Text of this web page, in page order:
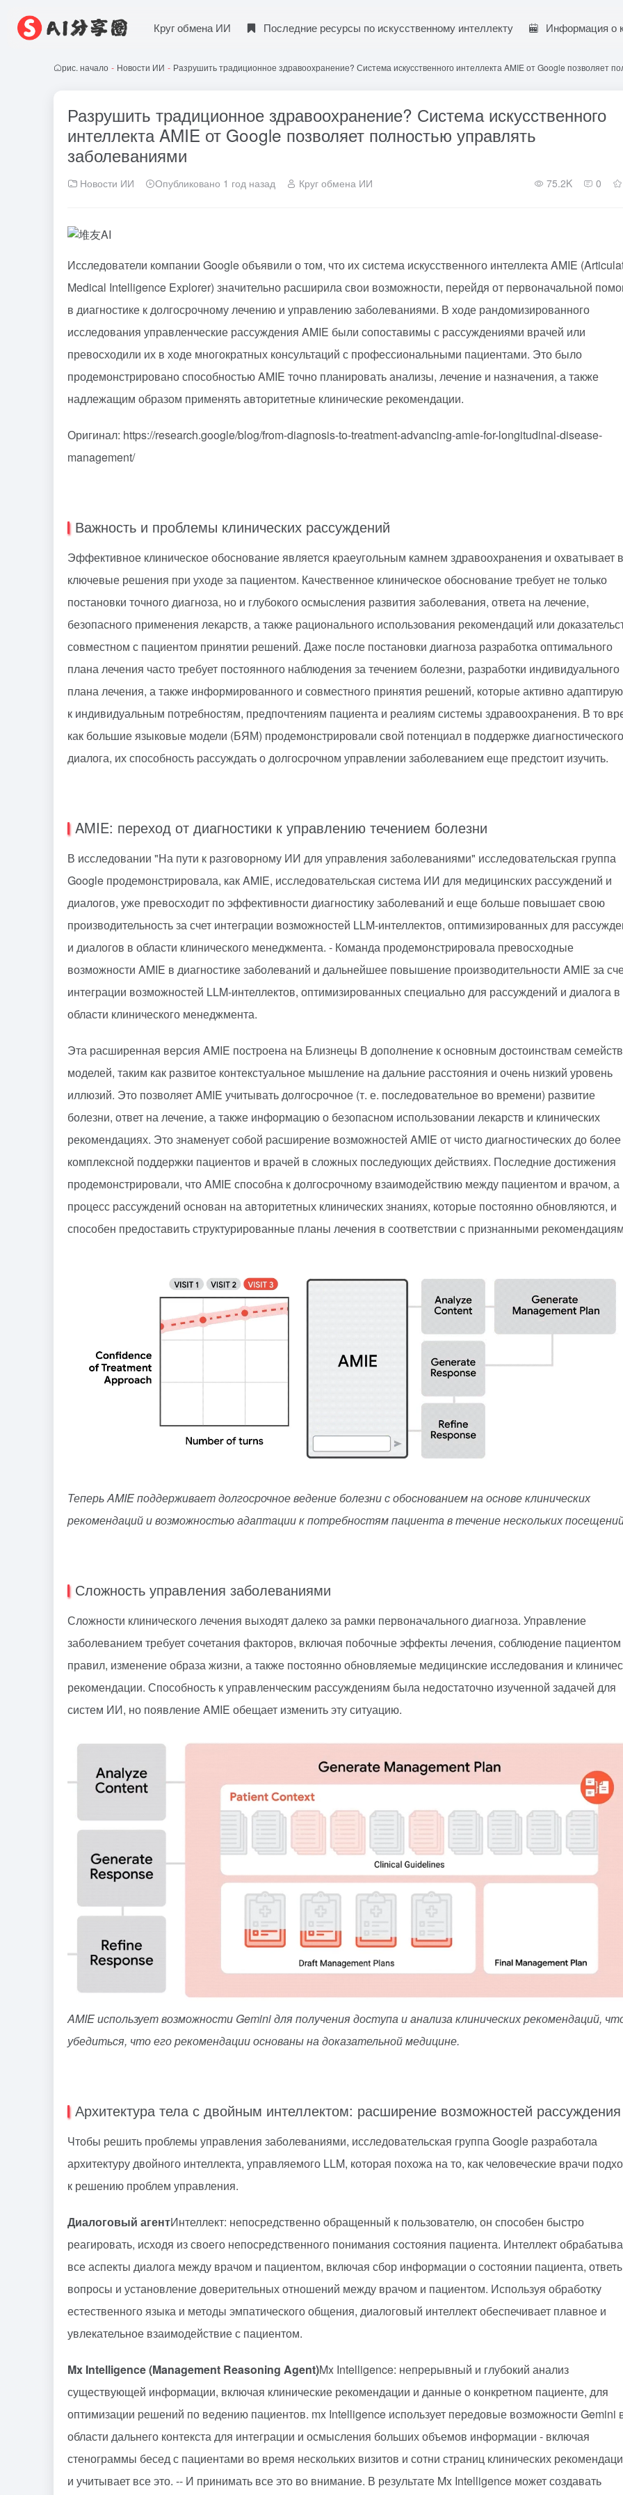
Круг обмена ИИ Последние ресурсы по искусственному интеллекту Информация о
рис. начало - Новости ИИ - Разрушить традиционное здравоохранение? Система искусственного интеллекта AMIE от Google позволяет
Разрушить традиционное здравоохранение? Система искусственного
интеллекта AMIE от Google позволяет полностью управлять
заболеваниями
Новости ИИ Опубликовано 1 год назад Круг обмена ИИ 75.2K 0
Исследователи компании Google объявили о том, что их система искусственного интеллекта AMIE
Medical Intelligence Explorer) значительно расширила свои возможности, перейдя от первоначальной
в диагностике к долгосрочному лечению и управлению заболеваниями. В ходе рандомизированного
исследования управленческие рассуждения AMIE были сопоставимы с рассуждениями врачей или
превосходили их в ходе многократных консультаций с профессиональными пациентами. Это было
продемонстрировано способностью AMIE точно планировать анализы, лечение и назначения, а также
надлежащим образом применять авторитетные клинические рекомендации.
Оригинал: https://research.google/blog/from-diagnosis-to-treatment-advancing-amie-for-longitudinal-disease-
management/
Важность и проблемы клинических рассуждений
Эффективное клиническое обоснование является краеугольным камнем здравоохранения и охватывает
ключевые решения при уходе за пациентом. Качественное клиническое обоснование требует не только
постановки точного диагноза, но и глубокого осмысления развития заболевания, ответа на лечение,
безопасного применения лекарств, а также рационального использования рекомендаций или
совместном с пациентом принятии решений. Даже после постановки диагноза разработка оптимального
плана лечения часто требует постоянного наблюдения за течением болезни, разработки индивидуального
плана лечения, а также информированного и совместного принятия решений, которые активно
к индивидуальным потребностям, предпочтениям пациента и реалиям системы здравоохранения. В то
как большие языковые модели (БЯМ) продемонстрировали свой потенциал в поддержке диагностического
диалога, их способность рассуждать о долгосрочном управлении заболеванием еще предстоит изучить.
AMIE: переход от диагностики к управлению течением болезни
В исследовании "На пути к разговорному ИИ для управления заболеваниями" исследовательская группа
Google продемонстрировала, как AMIE, исследовательская система ИИ для медицинских рассуждений и
диалогов, уже превосходит по эффективности диагностику заболеваний и еще больше повышает свою
производительность за счет интеграции возможностей LLM-интеллектов, оптимизированных для
и диалогов в области клинического менеджмента. - Команда продемонстрировала превосходные
возможности AMIE в диагностике заболеваний и дальнейшее повышение производительности AMIE за
интеграции возможностей LLM-интеллектов, оптимизированных специально для рассуждений и диалога в
области клинического менеджмента.
Эта расширенная версия AMIE построена на Близнецы В дополнение к основным достоинствам
моделей, таким как развитое контекстуальное мышление на дальние расстояния и очень низкий уровень
иллюзий. Это позволяет AMIE учитывать долгосрочное (т. е. последовательное во времени) развитие
болезни, ответ на лечение, а также информацию о безопасном использовании лекарств и клинических
рекомендациях. Это знаменует собой расширение возможностей AMIE от чисто диагностических до более
комплексной поддержки пациентов и врачей в сложных последующих действиях. Последние достижения
продемонстрировали, что AMIE способна к долгосрочному взаимодействию между пациентом и врачом, а
процесс рассуждений основан на авторитетных клинических знаниях, которые постоянно обновляются, и
способен предоставить структурированные планы лечения в соответствии с признанными
Теперь AMIE поддерживает долгосрочное ведение болезни с обоснованием на основе клинических
рекомендаций и возможностью адаптации к потребностям пациента в течение нескольких
Сложность управления заболеваниями
Сложности клинического лечения выходят далеко за рамки первоначального диагноза. Управление
заболеванием требует сочетания факторов, включая побочные эффекты лечения, соблюдение пациентом
правил, изменение образа жизни, а также постоянно обновляемые медицинские исследования и
рекомендации. Способность к управленческим рассуждениям была недостаточно изученной задачей для
систем ИИ, но появление AMIE обещает изменить эту ситуацию.
AMIE использует возможности Gemini для получения доступа и анализа клинических рекомендаций,
убедиться, что его рекомендации основаны на доказательной медицине.
Архитектура тела с двойным интеллектом: расширение возможностей рассуждения
Чтобы решить проблемы управления заболеваниями, исследовательская группа Google разработала
архитектуру двойного интеллекта, управляемого LLM, которая похожа на то, как человеческие врачи
к решению проблем управления.
Диалоговый агентИнтеллект: непосредственно обращенный к пользователю, он способен быстро
реагировать, исходя из своего непосредственного понимания состояния пациента. Интеллект
все аспекты диалога между врачом и пациентом, включая сбор информации о состоянии пациента,
вопросы и установление доверительных отношений между врачом и пациентом. Используя обработку
естественного языка и методы эмпатического общения, диалоговый интеллект обеспечивает плавное и
увлекательное взаимодействие с пациентом.
Mx Intelligence (Management Reasoning Agent)Mx Intelligence: непрерывный и глубокий анализ
существующей информации, включая клинические рекомендации и данные о конкретном пациенте, для
оптимизации решений по ведению пациентов. mx Intelligence использует передовые возможности Gemini
области дальнего контекста для интеграции и осмысления больших объемов информации - включая
стенограммы бесед с пациентами во время нескольких визитов и сотни страниц клинических
и учитывает все это. -- И принимать все это во внимание. В результате Mx Intelligence может создавать